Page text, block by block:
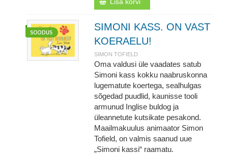
SIMONI KASS. ON VAST
KOERAELU!
SIMON TOFIELD
Oma valdusi üle vaadates satub
Simoni kass kokku naabruskonna
lugematute koertega, sealhulgas
sõgedad puudlid, kaunisse tooli
armunud Inglise buldog ja
üleannetute kutsikate pesakond.
Maailmakuulus animaator Simon
Tofield, on valmis saanud uue
„Simoni kassi“ raamatu.